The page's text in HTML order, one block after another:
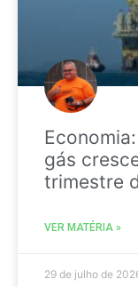
gás
trimestre
VER MATÉRIA »
29 de julho de